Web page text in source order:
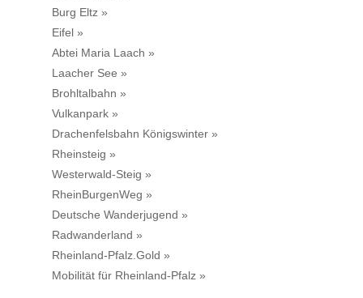
Burg Eltz »
Eifel »
Abtei Maria Laach »
Laacher See »
Brohltalbahn »
Vulkanpark »
Drachenfelsbahn Königswinter »
Rheinsteig »
Westerwald-Steig »
RheinBurgenWeg »
Deutsche Wanderjugend »
Radwanderland »
Rheinland-Pfalz.Gold »
Mobilität für Rheinland-Pfalz »